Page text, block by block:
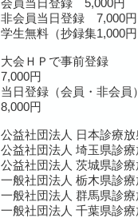
会員当日登録 5,000円
非会員当日登録 7,000円
学生無料（抄録集1,000円
大会ＨＰで事前登録
7,000円
当日登録（会員・非会員）
8,000円
公益社団法人 日本診療
公益社団法人 埼玉県診
公益社団法人 茨城県診
一般社団法人 栃木県診
一般社団法人 群馬県診
一般社団法人 千葉県診